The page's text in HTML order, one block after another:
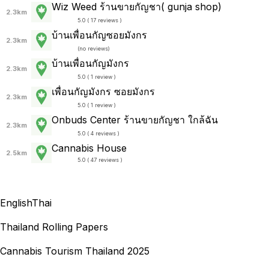
2.3km Wiz Weed ร้านขายกัญชา( gunja shop)
5.0 ( 17 reviews )
2.3km บ้านเพื่อนกัญซอยมังกร
(no reviews)
2.3km บ้านเพื่อนกัญมังกร
5.0 ( 1 review )
2.3km เพื่อนกัญมังกร ซอยมังกร
5.0 ( 1 review )
2.3km Onbuds Center ร้านขายกัญชา ใกล้ฉัน
5.0 ( 4 reviews )
2.5km Cannabis House
5.0 ( 47 reviews )
EnglishThai
Thailand Rolling Papers
Cannabis Tourism Thailand 2025